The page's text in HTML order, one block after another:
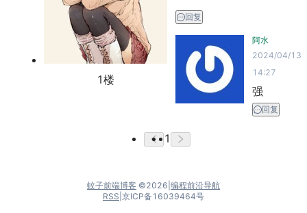
1楼
回复
阿水
2024/04/13
14:27
强
回复
1
蚊子前端博客 ©2026 编程前沿导航
RSS 京ICP备16039464号